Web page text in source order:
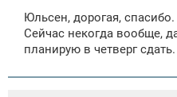
б
щ
н
е
Юльсен, дорогая,
Сейчас некогда вообще,
планирую в четверг сдать.